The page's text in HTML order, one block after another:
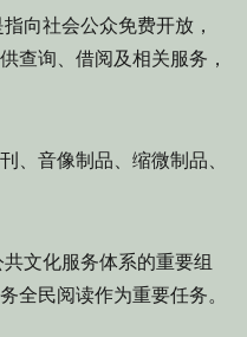
向社会公众免费开放，
查询、借阅及相关服务，
、音像制品、缩微制品、
文化服务体系的重要组
全民阅读作为重要任务。